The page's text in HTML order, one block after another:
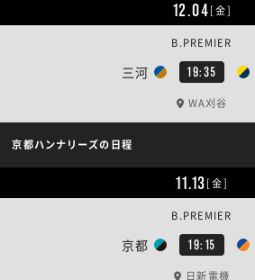
12.04[金]
三河 19:35
B.PREMIER
WA刈谷
京都ハンナリーズの日程
11.13[金]
京都 19:15
B.PREMIER
日新電機